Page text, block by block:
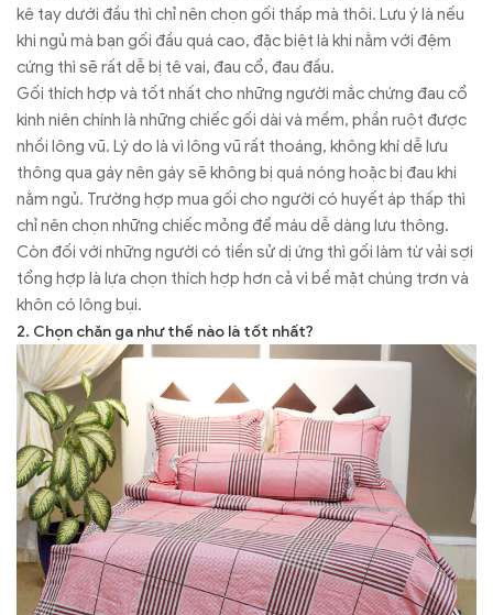
kê tay dưới đầu thì chỉ nên chọn gối thấp mà thôi. Lưu ý là nếu
khi ngủ mà bạn gối đầu quá cao, đặc biệt là khi nằm với đệm
cứng thì sẽ rất dễ bị tê vai, đau cổ, đau đầu.
Gối thích hợp và tốt nhất cho những người mắc chứng đau cổ
kinh niên chính là những chiếc gối dài và mềm, phần ruột được
nhồi lông vũ. Lý do là vì lông vũ rất thoáng, không khí dễ lưu
thông qua gáy nên gáy sẽ không bị quá nóng hoặc bị đau khi
nằm ngủ. Trường hợp mua gối cho người có huyết áp thấp thì
chỉ nên chọn những chiếc mỏng để máu dễ dàng lưu thông.
Còn đối với những người có tiền sử dị ứng thì gối làm từ vải sợi
tổng hợp là lựa chọn thích hợp hơn cả vì bề mặt chúng trơn và
khôn có lông bụi.
2. Chọn chăn ga như thế nào là tốt nhất?